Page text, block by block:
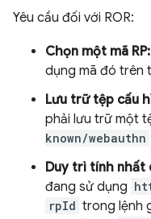
Yêu cầu đối với ROR:
Chọn một mã RP:
dụng mã đó trên
Lưu trữ tệp cấu
phải lưu trữ một
known/webauthn
Duy trì tính nhất
đang sử dụng
rpId trong lệnh